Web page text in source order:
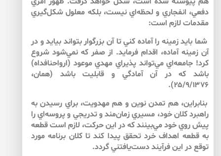
دفعي، انفجاري و لحظه‌‌اي نيست، بلكه معلول شكل‌‌گيري
مقدمات لازم است:
شما بايد زمينه را آماده كني تا آن بزرگوار بتواند بيايد و در
آن زمينه آماده، اقدام فرمايد. از صفر كه نمي‌‌شود شروع
كرد! جامعه‌اي مي‌‌تواند پذيراي مهدي موعود (ارواحنافداه)
باشد كه در آن آمادگي و قابليت باشد (همان،
۲۵/۹/۱۳۷۶).
بنابراين، هم تمدن نوين و هم مهدويت، براي رسيدن به
راهبرد كلان خود، مسيري زمان‌‌مند و تدريجي و پروسه‌‌اي را
پيش روي خود مي‌‌بينند كه در اين حركت، لازم است قطعه
به قطعه اهداف خرد تحقق پيدا كند تا كلان برنامه مورد
توقع در اين فرآيند دست‌‌يافتني گردد.